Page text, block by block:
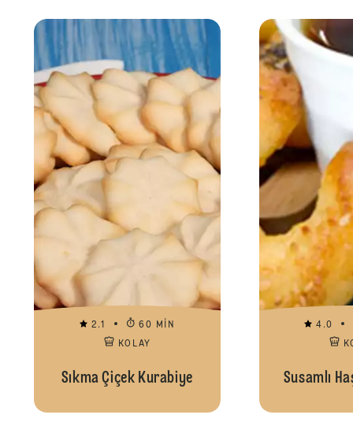
2.1
60 MIN
KOLAY
Sıkma Çiçek Kurabiye
4.0
Susamlı